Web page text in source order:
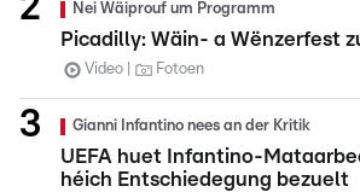
Nei Wäiprouf um Programm
Picadilly: Wäin- a Wënzerfest
Video Fotoen
Gianni Infantino nees an der Kritik
UEFA huet Infantino-
héich Entschiedegung bezuelt